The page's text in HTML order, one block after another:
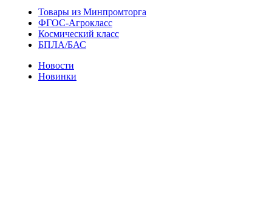
Товары из Минпромторга
ФГОС-Агрокласс
Космический класс
БПЛА/БАС
Новости
Новинки